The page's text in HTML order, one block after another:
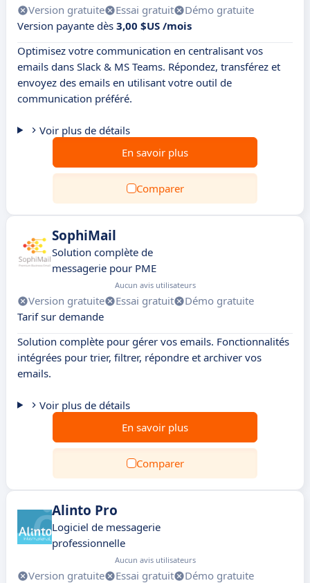
Version gratuite Essai gratuit
Démo gratuite
Version payante dès 3,00 $US /mois
Optimisez votre communication en centralisant vos
emails dans Slack & MS Teams. Répondez, transférez et
envoyez des emails en utilisant votre outil de
communication préféré.
Voir plus de détails
En savoir plus
Comparer
SophiMail
Solution complète de
messagerie pour PME
Aucun avis utilisateurs
Version gratuite Essai gratuit
Démo gratuite
Tarif sur demande
Solution complète pour gérer vos emails. Fonctionnalités
intégrées pour trier, filtrer, répondre et archiver vos
emails.
Voir plus de détails
En savoir plus
Comparer
Alinto Pro
Logiciel de messagerie
professionnelle
Aucun avis utilisateurs
Version gratuite Essai gratuit
Démo gratuite